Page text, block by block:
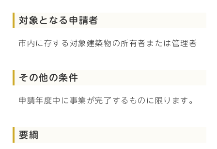
対象となる申請者
市内に存する対象建築物の所有者または管理者
その他の条件
申請年度中に事業が完了するものに限ります。
要綱